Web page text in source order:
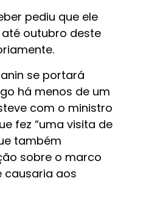
pediu que ele
até outubro deste
se portará
há menos de um
com o ministro
fez “uma visita de
também
sobre o marco
causaria aos